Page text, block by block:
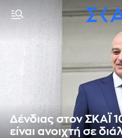
Δένδιας στον ΣΚΑΪ
είναι ανοιχτή σε